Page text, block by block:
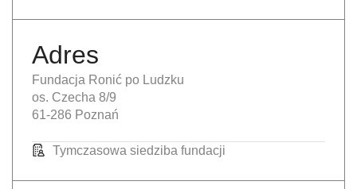
Adres
Fundacja Ronić po Ludzku
os. Czecha 8/9
61-286 Poznań
Tymczasowa siedziba fundacji